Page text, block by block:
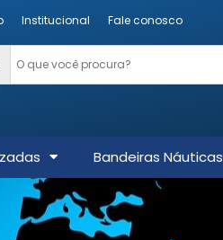
Institucional Fale conosco
Bandeiras Náuticas